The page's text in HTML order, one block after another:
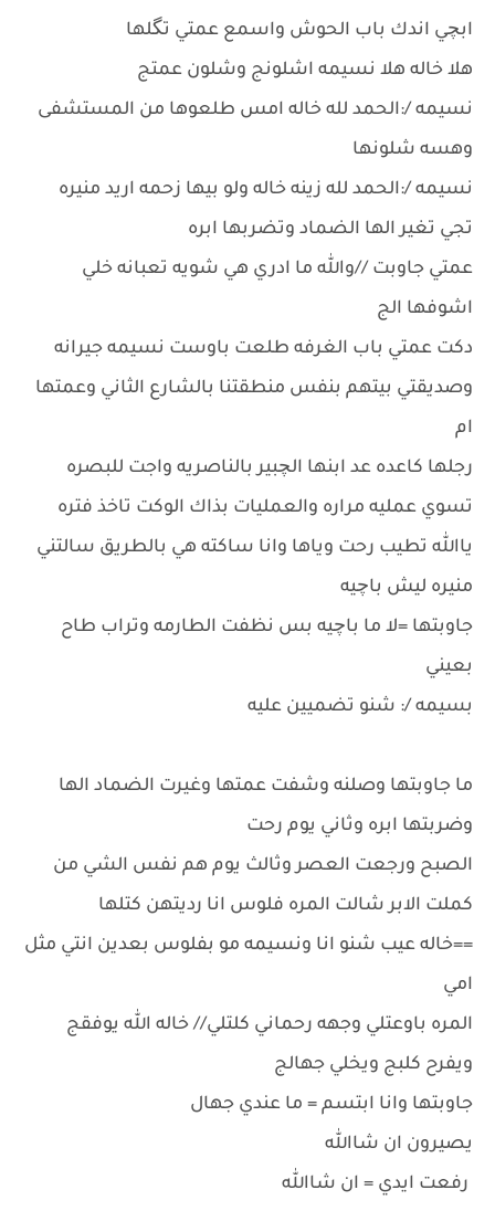
ابچي اندك باب الحوش واسمع عمتي تگلها
هلا خاله هلا نسيمه اشلونج وشلون عمتج
نسيمه /:الحمد لله خاله امس طلعوها من المستشفى
وهسه شلونها
نسيمه /:الحمد لله زينه خاله ولو بيها زحمه اريد منيره
تجي تغير الها الضماد وتضربها ابره
عمتي جاوبت //والله ما ادري هي شويه تعبانه خلي
اشوفها الج
دكت عمتي باب الغرفه طلعت باوست نسيمه جيرانه
وصديقتي بيتهم بنفس منطقتنا بالشارع الثاني وعمتها
ام
رجلها كاعده عد ابنها الچبير بالناصريه واجت للبصره
تسوي عمليه مراره والعمليات بذاك الوكت تاخذ فتره
ياالله تطيب رحت وياها وانا ساكته هي بالطريق سالتني
منيره ليش باچيه
جاوبتها =لا ما باچيه بس نظفت الطارمه وتراب طاح
بعيني
بسيمه /: شنو تضميين عليه
ما جاوبتها وصلنه وشفت عمتها وغيرت الضماد الها
وضربتها ابره وثاني يوم رحت
الصبح ورجعت العصر وثالث يوم هم نفس الشي من
كملت الابر شالت المره فلوس انا رديتهن كتلها
==خاله عيب شنو انا ونسيمه مو بفلوس بعدين انتي مثل
امي
المره باوعتلي وجهه رحماني كلتلي// خاله الله يوفقج
ويفرح كلبج ويخلي جهالج
جاوبتها وانا ابتسم = ما عندي جهال
يصيرون ان شاالله
رفعت ايدي = ان شاالله